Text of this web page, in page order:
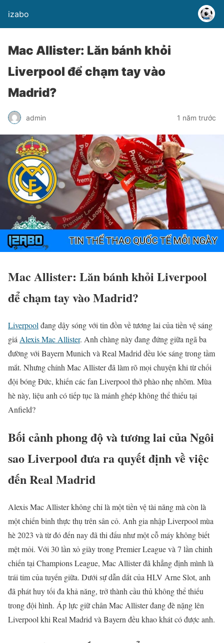
izabo
Mac Allister: Lăn bánh khỏi
Liverpool để chạm tay vào
Madrid?
admin 1 năm trước
Mac Allister: Lăn bánh khỏi Liverpool
để chạm tay vào Madrid?
Liverpool đang dậy sóng với tin đồn về tương lai của tiền vệ sáng
giá Alexis Mac Allister. Anh chàng này đang đứng giữa ngã ba
đường với Bayern Munich và Real Madrid đều lóe sáng trong tầm
mắt. Nhưng chính Mac Allister đã làm rõ mọi chuyện khi từ chối
đội bóng Đức, khiến các fan Liverpool thở phào nhẹ nhõm. Mùa
hè này, liệu anh có tiếp tục là mảnh ghép không thể thiếu tại
Anfield?
Bối cảnh phong độ và tương lai của Ngôi
sao Liverpool đưa ra quyết định về việc
đến Real Madrid
Alexis Mac Allister không chỉ là một tiền vệ tài năng mà còn là
một chiến binh thực thụ trên sân cỏ. Anh gia nhập Liverpool mùa
hè 2023 và từ đó đến nay đã thi đấu như một cỗ máy không biết
mệt mỏi. Với 30 lần xỏ giày trong Premier League và 7 lần chinh
chiến tại Champions League, Mac Allister đã khẳng định mình là
trái tim của tuyến giữa. Dưới sự dẫn dắt của HLV Arne Slot, anh
đã phát huy tối đa khả năng, trở thành cầu thủ không thể thiếu
trong đội hình. Áp lực giữ chân Mac Allister đang đè nặng lên
Liverpool khi Real Madrid và Bayern đều khao khát có được anh.